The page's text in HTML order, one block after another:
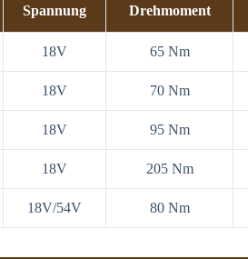
Spannung Drehmoment
18V 65 Nm
18V 70 Nm
18V 95 Nm
18V 205 Nm
18V/54V 80 Nm